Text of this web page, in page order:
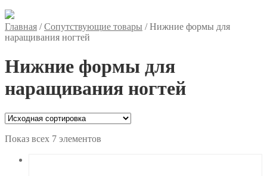
Главная /Сопутствующие товары /Нижние формы для
наращивания ногтей
Нижние формы для
наращивания ногтей
Показ всех 7 элементов